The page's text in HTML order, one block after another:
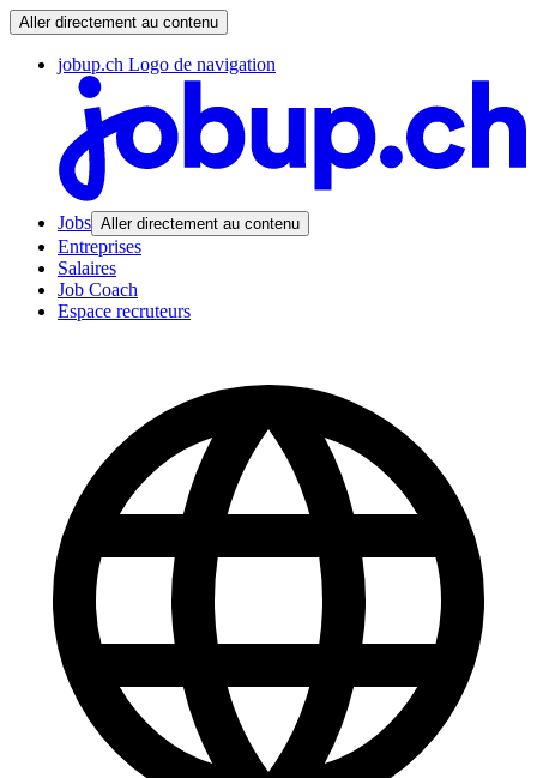
Aller directement au contenu
jobup.ch Logo de navigation
Jobs Aller directement au contenu
Entreprises
Salaires
Job Coach
Espace recruteurs